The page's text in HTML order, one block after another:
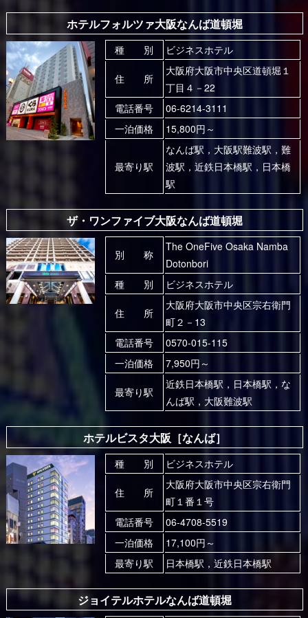
ホテルフォルツァ大阪なんば道頓堀
種 別 ビジネスホテル
住 所
大阪府大阪市中央区道頓堀１
丁目４－22
電話番号
06-6214-3111
一泊価格
15,800円～
最寄り駅
なんば駅，大阪駅難波駅，難
波駅，近鉄日本橋駅，日本橋
駅
ザ・ワンファイブ大阪なんば道頓堀
別 称
The OneFive Osaka Namba
Dotonbori
種 別
ビジネスホテル
住 所
大阪府大阪市中央区宗右衛門
町２－13
電話番号
0570-015-115
一泊価格
7,950円～
最寄り駅
近鉄日本橋駅，日本橋駅，な
んば駅，大阪難波駅
ホテルビスタ大阪［なんば］
種 別 ビジネスホテル
住 所
大阪府大阪市中央区宗右衛門
町１番１号
電話番号
06-4708-5519
一泊価格
17,100円～
最寄り駅
日本橋駅，近鉄日本橋駅
ジョイテルホテルなんば道頓堀